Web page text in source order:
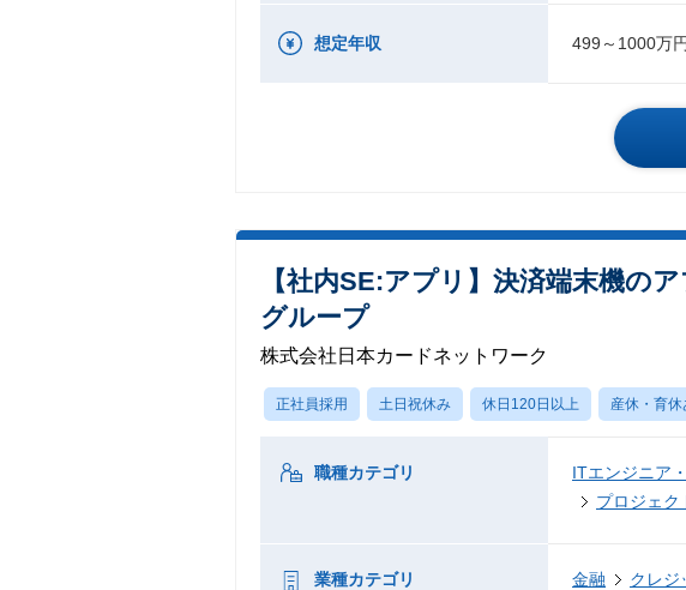
想定年収 499～1000万円
【社内SE:アプリ】決済端末機の
グループ
株式会社日本カードネットワーク
正社員採用 土日祝休み 休日120日以上 産休・育休
職種カテゴリ ITエンジニア
プロジェク
業種カテゴリ 金融 クレジ